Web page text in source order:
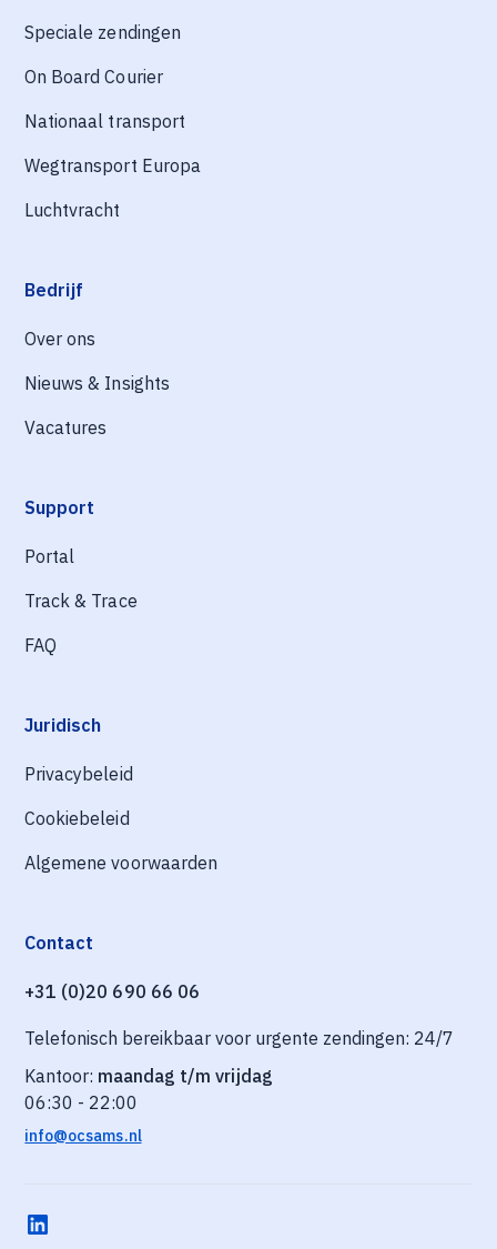
Speciale zendingen
On Board Courier
Nationaal transport
Wegtransport Europa
Luchtvracht
Bedrijf
Over ons
Nieuws & Insights
Vacatures
Support
Portal
Track & Trace
FAQ
Juridisch
Privacybeleid
Cookiebeleid
Algemene voorwaarden
Contact
+31 (0)20 690 66 06
Telefonisch bereikbaar voor urgente zendingen: 24/7
Kantoor: maandag t/m vrijdag
06:30 - 22:00
info@ocsams.nl